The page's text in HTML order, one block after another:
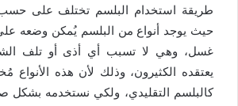
طريقة استخدام البلسم تختلف على حسب
حيث يوجد أنواع من البلسم يُمكن وضعه
غسل، وهي لا تسبب أي أذى أو تلف
يعتقده الكثيرون، وذلك لأن هذه
كالبلسم التقليدي، ولكي نستخدمه بشكل